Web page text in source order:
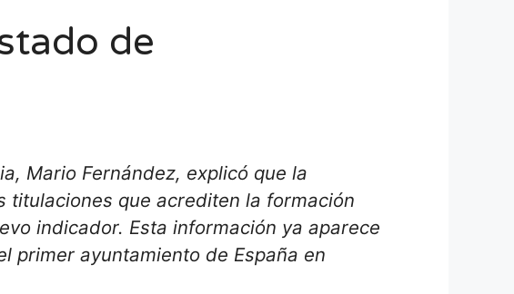
de
Mario Fernández, explicó que la
titulaciones que acrediten la formación
indicador. Esta información ya aparece
primer ayuntamiento de España en